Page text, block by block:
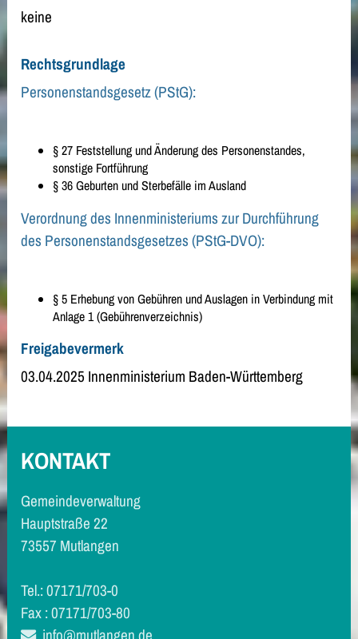
keine
Rechtsgrundlage
Personenstandsgesetz (PStG):
§ 27 Feststellung und Änderung des Personenstandes,
sonstige Fortführung
§ 36 Geburten und Sterbefälle im Ausland
Verordnung des Innenministeriums zur Durchführung
des Personenstandsgesetzes (PStG-DVO):
§ 5 Erhebung von Gebühren und Auslagen in Verbindung mit
Anlage 1 (Gebührenverzeichnis)
Freigabevermerk
03.04.2025 Innenministerium Baden-Württemberg
KONTAKT
Gemeindeverwaltung
Hauptstraße 22
73557 Mutlangen
Tel.: 07171/703-0
Fax : 07171/703-80